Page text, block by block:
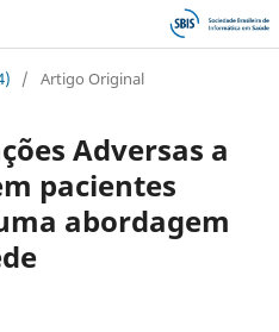
/ Artigo Original
Adversas a
pacientes
abordagem